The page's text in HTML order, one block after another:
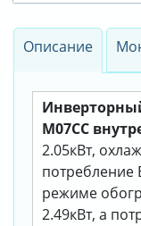
Описание
M07CC
2.05кВт,
потребление
режиме
2.49кВт, а